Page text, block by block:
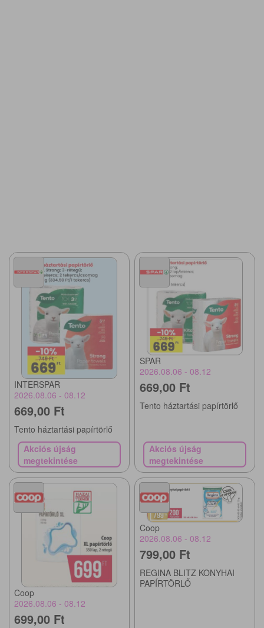
INTERSPAR
2026.08.06 - 08.12
669,00 Ft
Tento háztartási papírtörlő
Akciós újság
megtekintése
SPAR
2026.08.06 - 08.12
669,00 Ft
Tento háztartási papírtörlő
Akciós újság
megtekintése
Coop
2026.08.06 - 08.12
699,00 Ft
Coop
2026.08.06 - 08.12
799,00 Ft
REGINA BLITZ KONYHAI
PAPÍRTÖRLŐ